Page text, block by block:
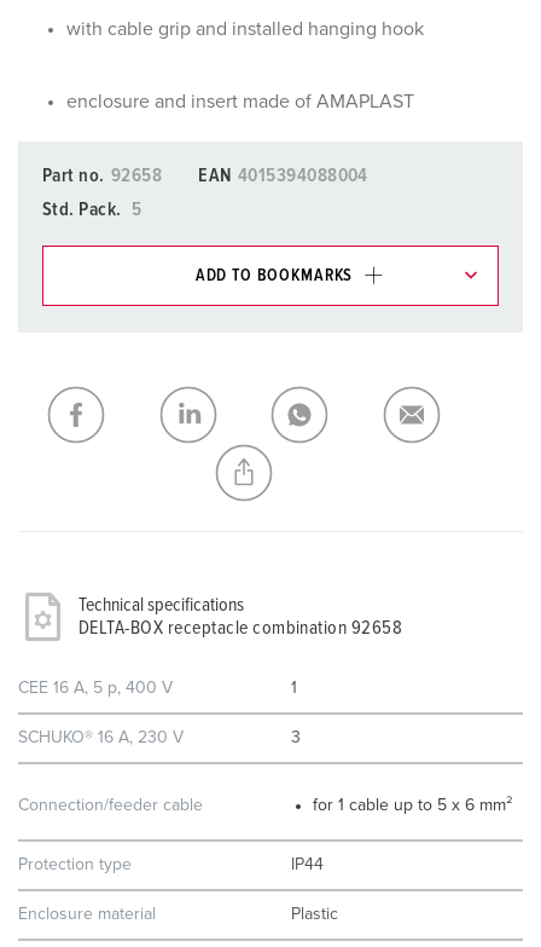
with cable grip and installed hanging hook
enclosure and insert made of AMAPLAST
Part no. 92658 EAN 4015394088004
Std. Pack.
5
ADD TO BOOKMARKS
My list ADD
CREATE A NEW LIST
Technical specifications
DELTA-BOX receptacle combination 92658
CEE 16 A, 5 p, 400 V 1
SCHUKO® 16 A, 230 V 3
Connection/feeder cable for 1 cable up to 5 x 6 mm²
Protection type IP44
Enclosure material Plastic